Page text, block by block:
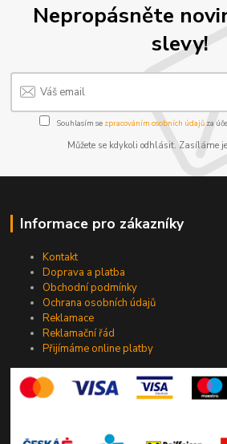
Nepropásněte
slevy!
Souhlasím se zpracováním osobních údajůza
Můžete se kdykoli odhlásit. Zasíláme
Informace pro zákazníky
Kontakt
Doprava a platba
Obchodní podmínky
Ochrana osobních údajů
Reklamace
Reklamační řád
Přijímáme online platby